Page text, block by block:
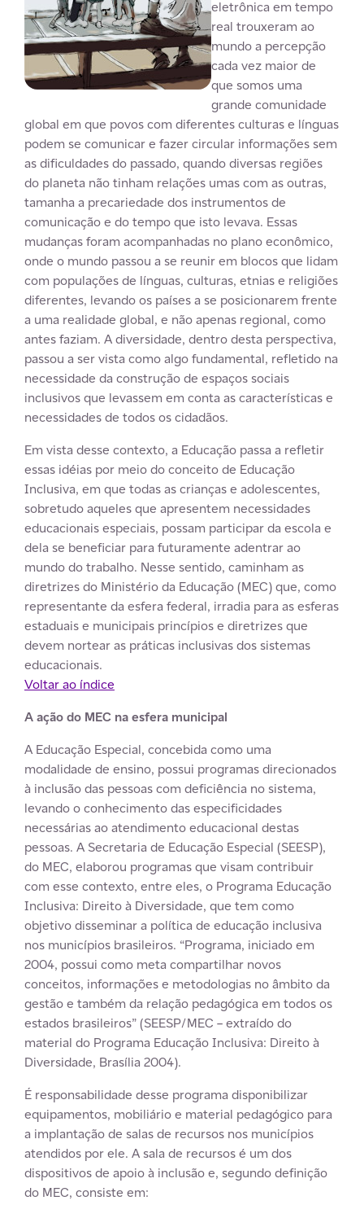
eletrônica em tempo
real trouxeram ao
mundo a percepção
cada vez maior de
que somos uma
grande comunidade
global em que povos com diferentes culturas e línguas
podem se comunicar e fazer circular informações sem
as dificuldades do passado, quando diversas regiões
do planeta não tinham relações umas com as outras,
tamanha a precariedade dos instrumentos de
comunicação e do tempo que isto levava. Essas
mudanças foram acompanhadas no plano econômico,
onde o mundo passou a se reunir em blocos que lidam
com populações de línguas, culturas, etnias e religiões
diferentes, levando os países a se posicionarem frente
a uma realidade global, e não apenas regional, como
antes faziam. A diversidade, dentro desta perspectiva,
passou a ser vista como algo fundamental, refletido na
necessidade da construção de espaços sociais
inclusivos que levassem em conta as características e
necessidades de todos os cidadãos.
Em vista desse contexto, a Educação passa a refletir
essas idéias por meio do conceito de Educação
Inclusiva, em que todas as crianças e adolescentes,
sobretudo aqueles que apresentem necessidades
educacionais especiais, possam participar da escola e
dela se beneficiar para futuramente adentrar ao
mundo do trabalho. Nesse sentido, caminham as
diretrizes do Ministério da Educação (MEC) que, como
representante da esfera federal, irradia para as esferas
estaduais e municipais princípios e diretrizes que
devem nortear as práticas inclusivas dos sistemas
educacionais.
Voltar ao índice
A ação do MEC na esfera municipal
A Educação Especial, concebida como uma
modalidade de ensino, possui programas direcionados
à inclusão das pessoas com deficiência no sistema,
levando o conhecimento das especificidades
necessárias ao atendimento educacional destas
pessoas. A Secretaria de Educação Especial (SEESP),
do MEC, elaborou programas que visam contribuir
com esse contexto, entre eles, o Programa Educação
Inclusiva: Direito à Diversidade, que tem como
objetivo disseminar a política de educação inclusiva
nos municípios brasileiros. “Programa, iniciado em
2004, possui como meta compartilhar novos
conceitos, informações e metodologias no âmbito da
gestão e também da relação pedagógica em todos os
estados brasileiros” (SEESP/MEC – extraído do
material do Programa Educação Inclusiva: Direito à
Diversidade, Brasília 2004).
É responsabilidade desse programa disponibilizar
equipamentos, mobiliário e material pedagógico para
a implantação de salas de recursos nos municípios
atendidos por ele. A sala de recursos é um dos
dispositivos de apoio à inclusão e, segundo definição
do MEC, consiste em: